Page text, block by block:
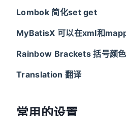
Lombok 简化set get
MyBatisX 可以在xml和
Rainbow Brackets 括号颜
Translation 翻译
常用的设置